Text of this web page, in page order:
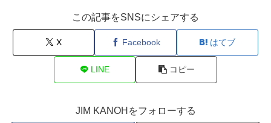
この記事をSNSにシェアする
X Facebook はてブ
LINE コピー
JIM KANOHをフォローする